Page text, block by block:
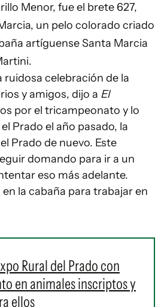
Menor, fue el brete 627,
un pelo colorado criado
artíguense Santa Marcia
ruidosa celebración de la
y amigos, dijo a El
por el tricampeonato y lo
Prado el año pasado, la
Prado de nuevo. Este
domando para ir a un
eso más adelante.
la cabaña para trabajar en
Rural del Prado con
en animales inscriptos y
ellos